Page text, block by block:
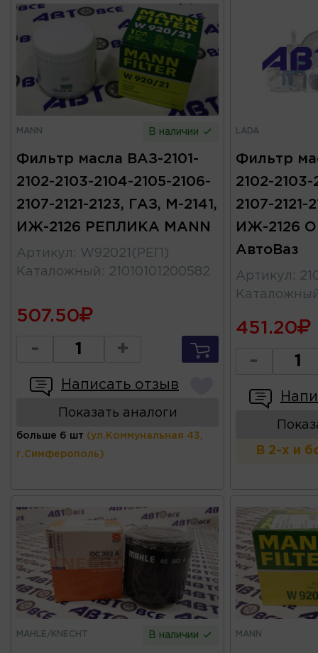
MANN В наличии
Фильтр масла ВАЗ-2101-
2102-2103-2104-2105-2106-
2107-2121-2123, ГАЗ, М-2141,
ИЖ-2126 РЕПЛИКА MANN
Артикул : W92021(РЕП)
Каталожный : 21010101200582
507.50
- +
Написать отзыв
Показать аналоги
больше 6 шт (ул.Коммунальная 43,
г.Симферополь)
LADA
Фильтр
2102-2103-
2107-2121-
ИЖ-2126
АвтоВаз
Артикул :
451.20
-
В 2-х и
MAHLE/KNECHT В наличии MANN